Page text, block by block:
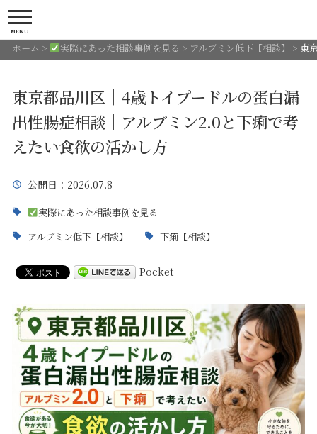
MENU
ホーム > 実際にあった相談事例を見る > アルブミン低下【相談】 > 東
東京都品川区｜4歳トイプードルの蛋白漏
出性腸症相談｜アルブミン2.0と下痢で考
えたい食欲の活かし方
公開日 ：2026.07.8
実際にあった相談事例を見る
アルブミン低下【相談】
下痢【相談】
Pocket